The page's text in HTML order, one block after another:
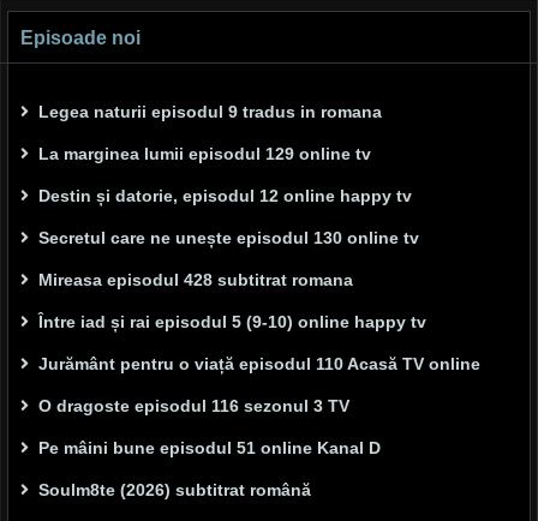
Episoade noi
Legea naturii episodul 9 tradus in romana
La marginea lumii episodul 129 online tv
Destin și datorie, episodul 12 online happy tv
Secretul care ne unește episodul 130 online tv
Mireasa episodul 428 subtitrat romana
Între iad și rai episodul 5 (9-10) online happy tv
Jurământ pentru o viață episodul 110 Acasă TV online
O dragoste episodul 116 sezonul 3 TV
Pe mâini bune episodul 51 online Kanal D
Soulm8te (2026) subtitrat română